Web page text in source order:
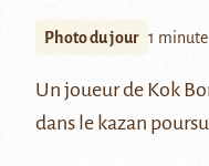
Photo du jour 1 minute
Un joueur de Kok
dans le kazan